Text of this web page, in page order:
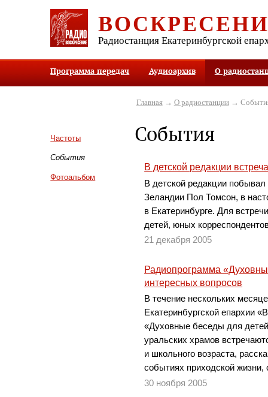
Радиостанция Екатеринбургской
Программа передач Аудиоархив О
Частоты
События
Фотоальбом
Главная→ О радиостанции→
События
В детской редакции
В детской редакции
Зеландии Пол Томсон, в
в Екатеринбурге. Для
детей, юных
21 декабря 2005
Радиопрограмма
интересных вопросов
В течение нескольких
Екатеринбургской епархии
«Духовные беседы для
уральских храмов
и школьного возраста,
событиях приходской
30 ноября 2005